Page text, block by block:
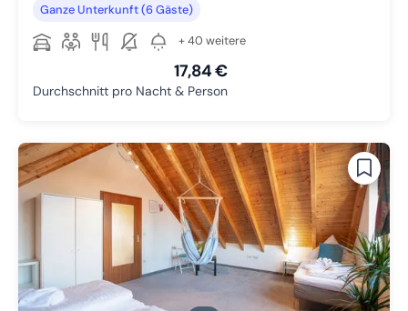
Ganze Unterkunft (6 Gäste)
+ 40 weitere
17,84 €
Durchschnitt pro Nacht & Person